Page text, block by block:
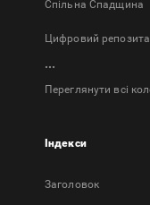
Спільна Спадщина
Цифровий
...
Переглянути всі
Індекси
Заголовок